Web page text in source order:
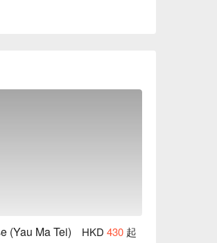
饮服务，绝对是繁忙商务
(Yau Ma Tei) HKD 430 起